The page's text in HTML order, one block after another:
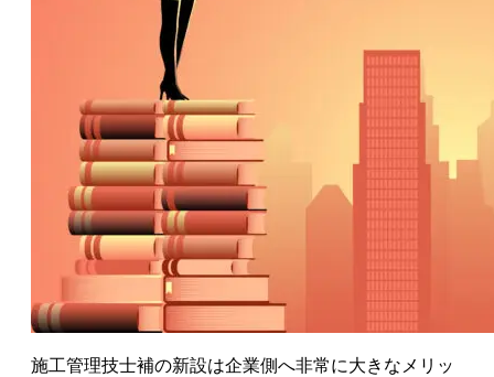
施工管理技士補の新設は企業側へ非常に大きなメリッ